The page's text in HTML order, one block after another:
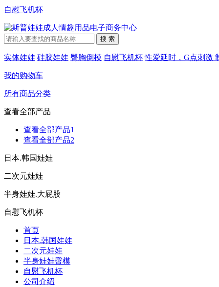
自慰飞机杯
实体娃娃 硅胶娃娃 臀胸倒模 自慰飞机杯 性爱延时，G点刺激
我的购物车
所有商品分类
查看全部产品
查看全部产品1
查看全部产品2
日本.韩国娃娃
二次元娃娃
半身娃娃.大屁股
自慰飞机杯
首页
日本.韩国娃娃
二次元娃娃
半身娃娃臀模
自慰飞机杯
公司介绍